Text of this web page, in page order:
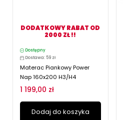
DODATKOWY RABAT OD
2000 ZŁ !!
Dostępny
Dostawa: 59 zł
Materac Piankowy Power
Nap 160x200 H3/H4
1 199,00 zł
Dodaj do koszyka